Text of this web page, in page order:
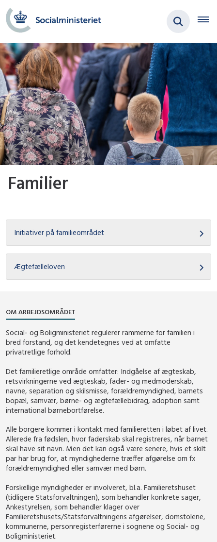
Familier
Initiativer på familieområdet
Ægtefælleloven
OM ARBEJDSOMRÅDET
Social- og Boligministeriet regulerer rammerne for familien i
bred forstand, og det kendetegnes ved at omfatte
privatretlige forhold.
Det familieretlige område omfatter: Indgåelse af ægteskab,
retsvirkningerne ved ægteskab, fader- og medmoderskab,
navne, separation og skilsmisse, forældremyndighed, barnets
bopæl, samvær, børne- og ægtefællebidrag, adoption samt
international børnebortførelse.
Alle borgere kommer i kontakt med familieretten i løbet af livet.
Allerede fra fødslen, hvor faderskab skal registreres, når barnet
skal have sit navn. Men det kan også være senere, hvis et skilt
par har brug for, at myndighederne træffer afgørelse om fx
forældremyndighed eller samvær med børn.
Forskellige myndigheder er involveret, bl.a. Familieretshuset
(tidligere Statsforvaltningen), som behandler konkrete sager,
Ankestyrelsen, som behandler klager over
Familieretshusets/Statsforvaltningens afgørelser, domstolene,
kommunerne, personregisterførerne i sognene og Social- og
Boligministeriet.